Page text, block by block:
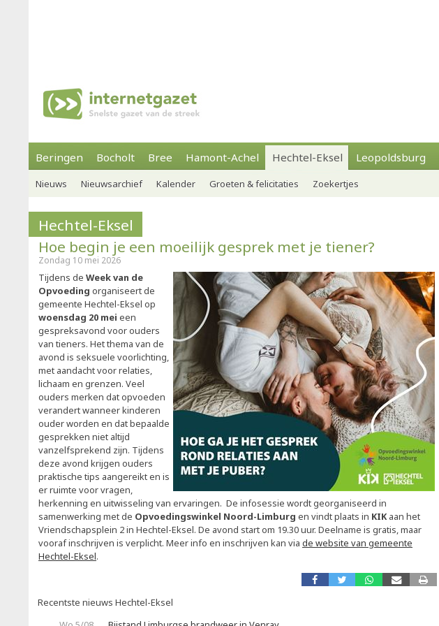
Beringen Bocholt Bree Hamont-Achel Hechtel-Eksel Leopoldsburg
Nieuws Nieuwsarchief Kalender Groeten & felicitaties Zoekertjes
Hechtel-Eksel
Hoe begin je een moeilijk gesprek met je tiener?
Zondag 10 mei 2026
Tijdens de Week van de
Opvoeding organiseert de
gemeente Hechtel-Eksel op
woensdag 20 mei een
gespreksavond voor ouders
van tieners. Het thema van de
avond is seksuele voorlichting,
met aandacht voor relaties,
lichaam en grenzen. Veel
ouders merken dat opvoeden
verandert wanneer kinderen
ouder worden en dat bepaalde
gesprekken niet altijd
vanzelfsprekend zijn. Tijdens
deze avond krijgen ouders
praktische tips aangereikt en is
er ruimte voor vragen,
herkenning en uitwisseling van ervaringen. De infosessie wordt georganiseerd in
samenwerking met de Opvoedingswinkel Noord-Limburg en vindt plaats in KIK aan het
Vriendschapsplein 2 in Hechtel-Eksel. De avond start om 19.30 uur. Deelname is gratis, maar
vooraf inschrijven is verplicht. Meer info en inschrijven kan via de website van gemeente
Hechtel-Eksel.
Recentste nieuws Hechtel-Eksel